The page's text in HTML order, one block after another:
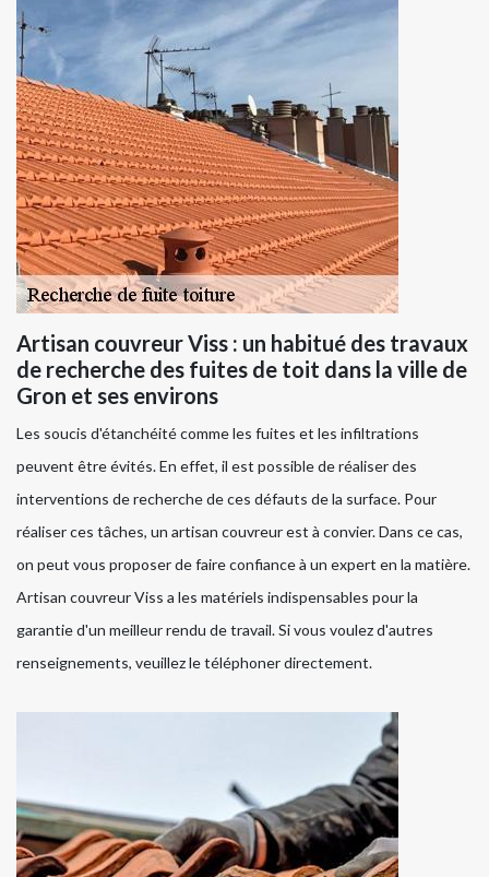
Artisan couvreur Viss : un habitué des travaux
de recherche des fuites de toit dans la ville de
Gron et ses environs
Les soucis d'étanchéité comme les fuites et les infiltrations
peuvent être évités. En effet, il est possible de réaliser des
interventions de recherche de ces défauts de la surface. Pour
réaliser ces tâches, un artisan couvreur est à convier. Dans ce cas,
on peut vous proposer de faire confiance à un expert en la matière.
Artisan couvreur Viss a les matériels indispensables pour la
garantie d'un meilleur rendu de travail. Si vous voulez d'autres
renseignements, veuillez le téléphoner directement.